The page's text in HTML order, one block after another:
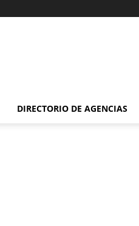
DIRECTORIO DE AGENCIAS